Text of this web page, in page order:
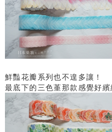
鮮豔花瓣系列也不遑多讓！
最底下的三色堇那款感覺好